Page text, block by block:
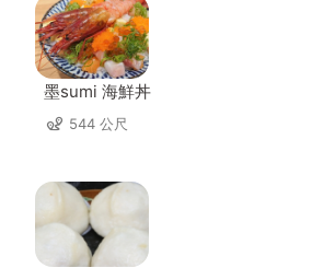
墨sumi 海鮮丼
544 公尺